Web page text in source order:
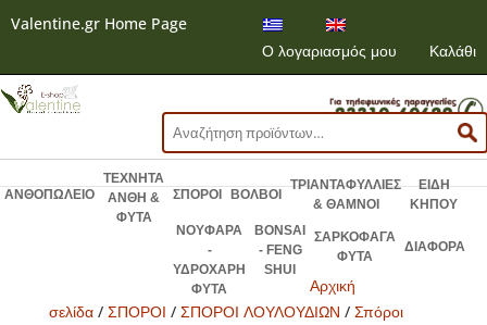
Valentine.gr Home Page
Ο λογαριασμός μου
Καλάθι
Αναζήτηση
για:
ΑΝΘΟΠΩΛΕΙΟ
ΤΕΧΝΗΤΑ
ΑΝΘΗ &
ΦΥΤΑ
ΣΠΟΡΟΙ ΒΟΛΒΟΙ
ΤΡΙΑΝΤΑΦΥΛΛΙΕΣ
& ΘΑΜΝΟΙ
ΕΙΔΗ
ΚΗΠΟΥ
ΝΟΥΦΑΡΑ
-
ΥΔΡΟΧΑΡΗ
ΦΥΤΑ
BONSAI
- FENG
SHUI
ΣΑΡΚΟΦΑΓΑ
ΦΥΤΑ
ΔΙΑΦΟΡΑ
Αρχική
σελίδα/ ΣΠΟΡΟΙ / ΣΠΟΡΟΙ ΛΟΥΛΟΥΔΙΩΝ / Σπόροι